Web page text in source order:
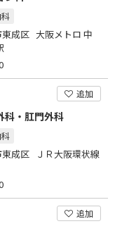
成区 大阪メトロ 中
追加
科・肛門外科
東成区 ＪＲ大阪環状線
追加